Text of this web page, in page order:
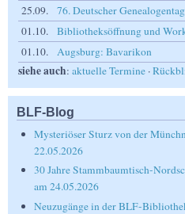
25.09.
76. Deutscher
01.10.
Bibliotheksöffnung und
01.10.
Augsburg: Bavarikon
siehe auch: aktuelle Termine ·
BLF-Blog
Mysteriöser Sturz von der
22.05.2026
30 Jahre Stammbaumtisch-
am 24.05.2026
Neuzugänge in der BLF-